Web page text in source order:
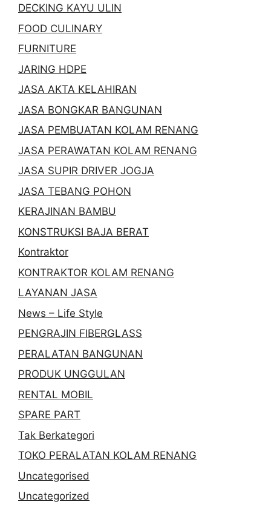
DECKING KAYU ULIN
FOOD CULINARY
FURNITURE
JARING HDPE
JASA AKTA KELAHIRAN
JASA BONGKAR BANGUNAN
JASA PEMBUATAN KOLAM RENANG
JASA PERAWATAN KOLAM RENANG
JASA SUPIR DRIVER JOGJA
JASA TEBANG POHON
KERAJINAN BAMBU
KONSTRUKSI BAJA BERAT
Kontraktor
KONTRAKTOR KOLAM RENANG
LAYANAN JASA
News – Life Style
PENGRAJIN FIBERGLASS
PERALATAN BANGUNAN
PRODUK UNGGULAN
RENTAL MOBIL
SPARE PART
Tak Berkategori
TOKO PERALATAN KOLAM RENANG
Uncategorised
Uncategorized